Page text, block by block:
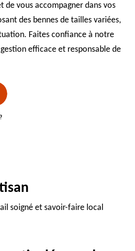
de vous accompagner dans vos
des bennes de tailles variées,
Faites confiance à notre
efficace et responsable de
soigné et savoir-faire local